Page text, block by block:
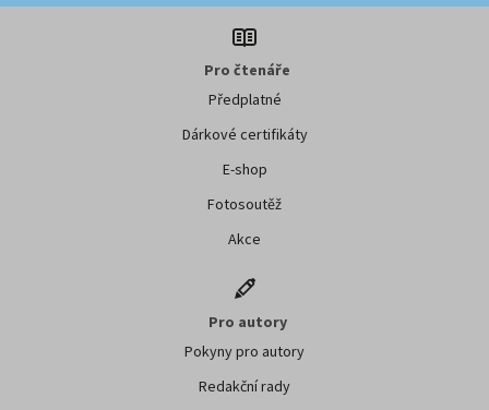
Pro čtenáře
Předplatné
Dárkové certifikáty
E-shop
Fotosoutěž
Akce
Pro autory
Pokyny pro autory
Redakční rady